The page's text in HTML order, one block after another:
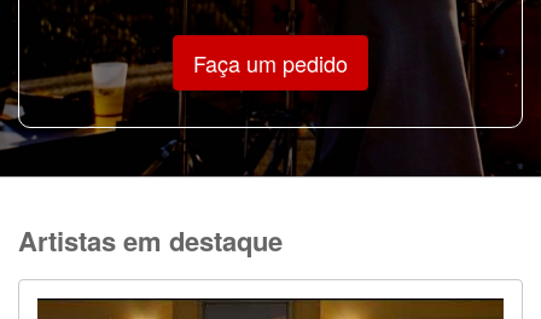
Faça um pedido
Artistas em destaque